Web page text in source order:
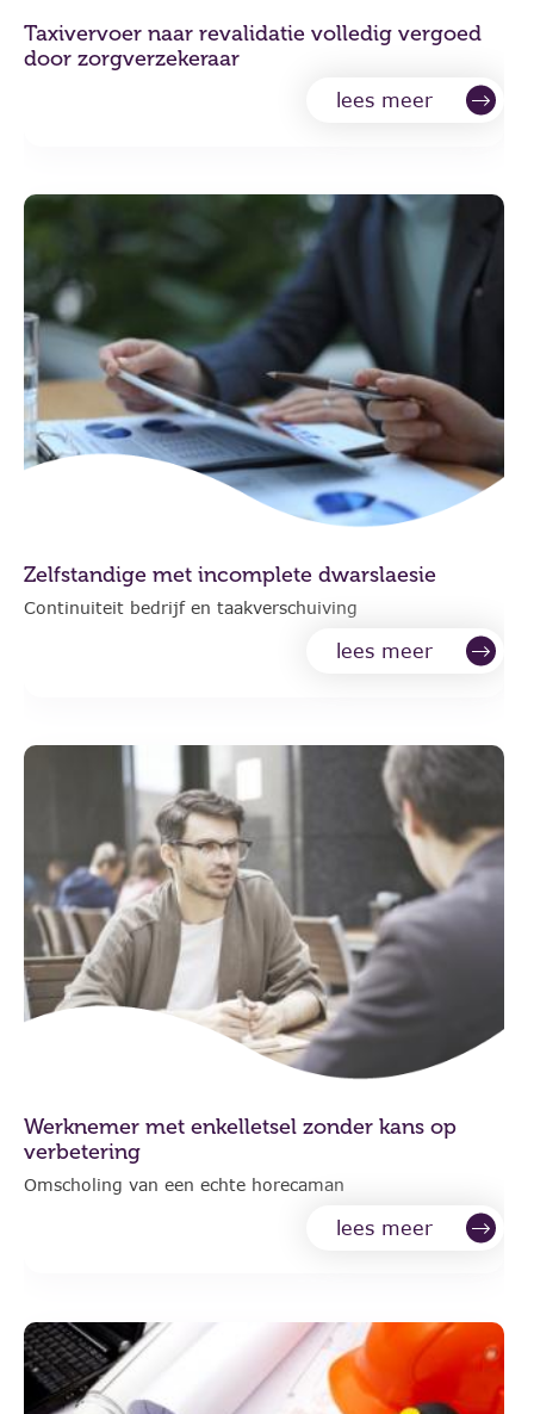
Taxivervoer naar revalidatie volledig vergoed
door zorgverzekeraar
lees meer
Zelfstandige met incomplete dwarslaesie
Continuiteit bedrijf en taakverschuiving
lees meer
Werknemer met enkelletsel zonder kans op
verbetering
Omscholing van een echte horecaman
lees meer